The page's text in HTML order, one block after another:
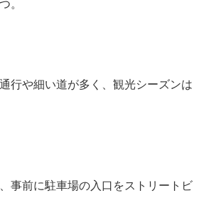
。
行や細い道が多く、観光シーズンは
事前に駐車場の入口をストリートビ